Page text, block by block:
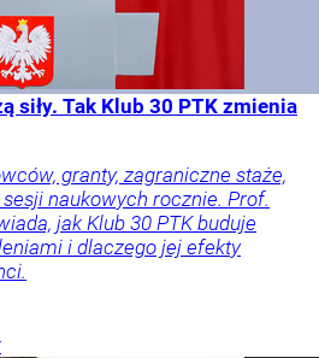
siły. Tak Klub 30 PTK zmienia
granty, zagraniczne staże,
naukowych rocznie. Prof.
jak Klub 30 PTK buduje
i dlaczego jej efekty